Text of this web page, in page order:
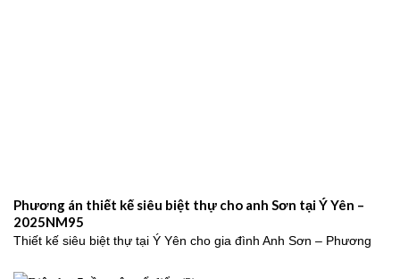
Phương án thiết kế siêu biệt thự cho anh Sơn tại Ý Yên –
2025NM95
Thiết kế siêu biệt thự tại Ý Yên cho gia đình Anh Sơn – Phương